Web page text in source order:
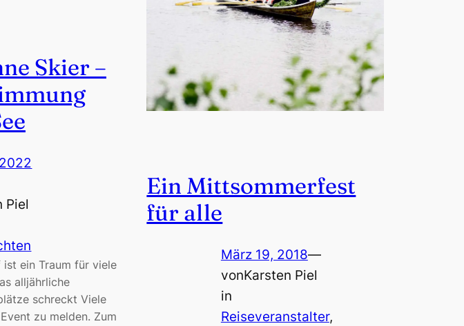
Skier –
Piel
ist ein Traum für viele
alljährliche
schreckt Viele
zu melden. Zum
Ein Mittsommerfest
für alle
März 19, 2018—
vonKarsten Piel
in
Reiseveranstalter